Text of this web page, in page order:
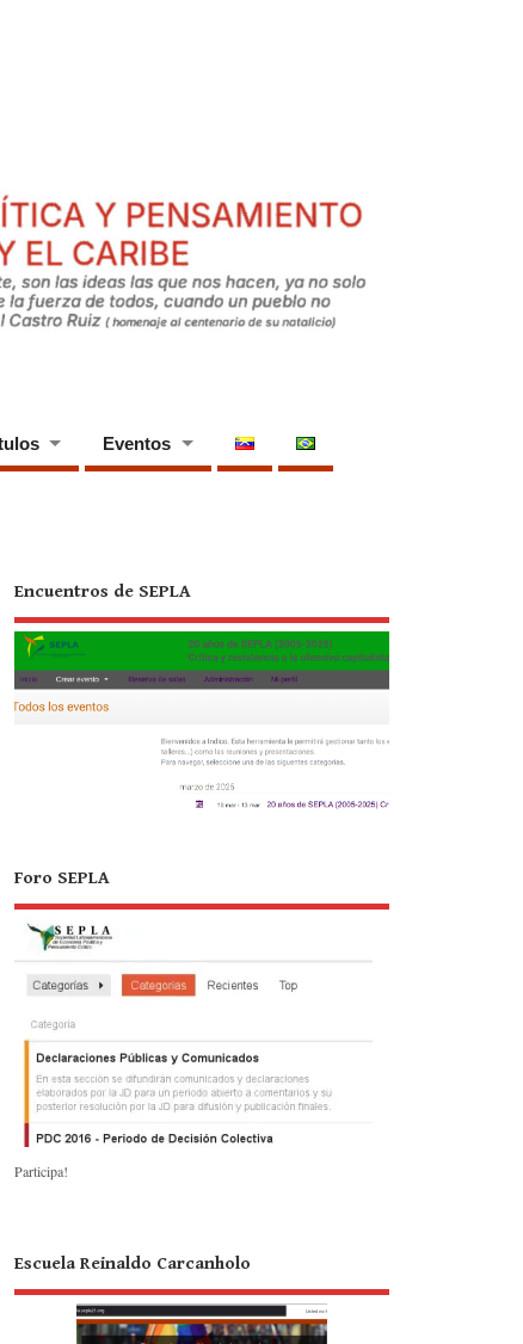
Eventos
Encuentros de SEPLA
Foro SEPLA
Participa!
Escuela Reinaldo Carcanholo